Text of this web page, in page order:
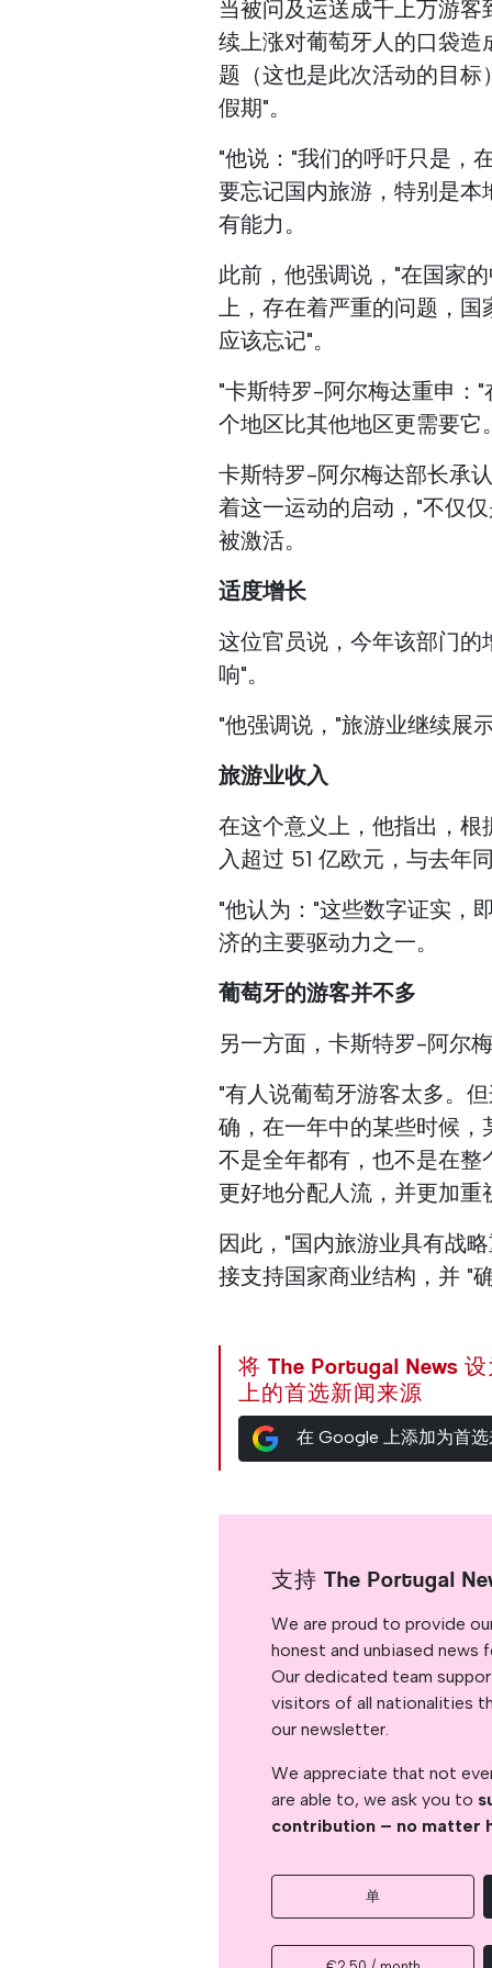
当被问及运送成千上万游
续上涨对葡萄牙人的口袋
题（这也是此次活动的目
假期"。
"他说："我们的呼吁只是，
要忘记国内旅游，特别是
有能力。
此前，他强调说，"在国家
上，存在着严重的问题，
应该忘记"。
"卡斯特罗-阿尔梅达重申：
个地区比其他地区更需要它
卡斯特罗-阿尔梅达部长承
着这一运动的启动，"不仅
被激活。
适度增长
这位官员说，今年该部门
响"。
"他强调说，"旅游业继续展
旅游业收入
在这个意义上，他指出，
入超过 51 亿欧元，与去年
"他认为："这些数字证实，
济的主要驱动力之一。
葡萄牙的游客并不多
另一方面，卡斯特罗-阿尔
"有人说葡萄牙游客太多。
确，在一年中的某些时候
不是全年都有，也不是在
更好地分配人流，并更加重
因此，"国内旅游业具有战
接支持国家商业结构，并 "
将 The Portugal News
上的首选新闻来源
在 Google 上添加为首
支持 The Portugal
We are proud to provide
honest and unbiased news
Our dedicated team
visitors of all nationalities
our newsletter.
We appreciate that not
are able to, we ask you to
contribution – no matter
单